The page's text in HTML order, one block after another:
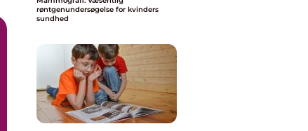
røntgenundersøgelse for kvinders
sundhed